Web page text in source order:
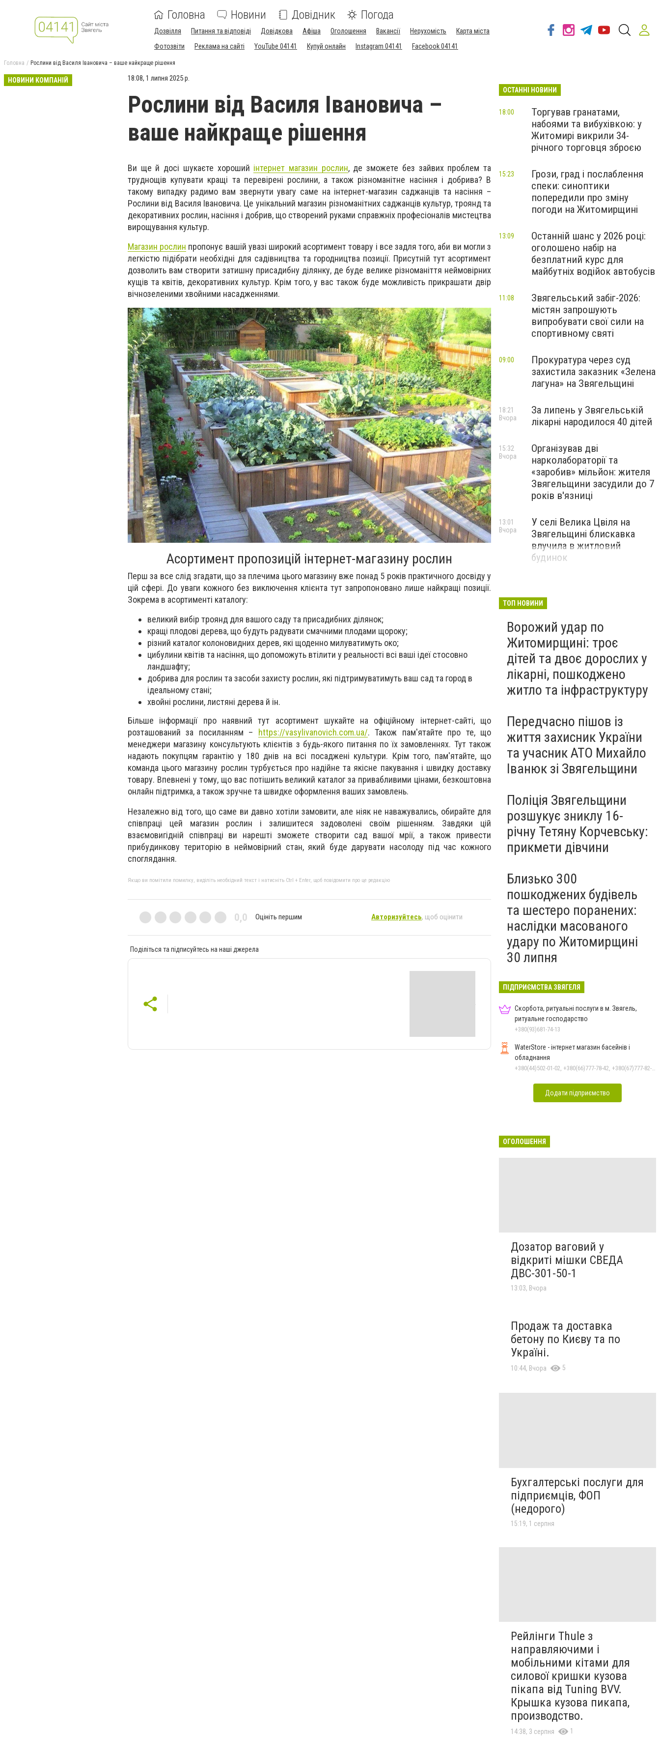
Головна Новини Довідник Погода
Дозвілля Питання та відповіді Довідкова Афіша Оголошення Вакансії Нерухомість
Карта міста
Фотозвіти
Реклама на сайті YouTube 04141 Купуй онлайн Instagram 04141 Facebook 04141
Головна Рослини від Василя Івановича – ваше найкраще рішення
НОВИНИ КОМПАНІЙ 18:08, 1 липня 2025 р.
Рослини від Василя Івановича –
ваше найкраще рішення
Ви ще й досі шукаєте хороший інтернет магазин рослин, де зможете без зайвих проблем та
труднощів купувати кращі та перевірені рослини, а також різноманітне насіння і добрива? В
такому випадку радимо вам звернути увагу саме на інтернет-магазин саджанців та насіння –
Рослини від Василя Івановича. Це унікальний магазин різноманітних саджанців культур, троянд та
декоративних рослин, насіння і добрив, що створений руками справжніх професіоналів мистецтва
вирощування культур.
Магазин рослин пропонує вашій увазі широкий асортимент товару і все задля того, аби ви могли з
легкістю підібрати необхідні для садівництва та городництва позиції. Присутній тут асортимент
дозволить вам створити затишну присадибну ділянку, де буде велике різноманіття неймовірних
кущів та квітів, декоративних культур. Крім того, у вас також буде можливість прикрашати двір
вічнозеленими хвойними насадженнями.
Асортимент пропозицій інтернет-магазину рослин
Перш за все слід згадати, що за плечима цього магазину вже понад 5 років практичного досвіду у
цій сфері. До уваги кожного без виключення клієнта тут запропоновано лише найкращі позиції.
Зокрема в асортименті каталогу:
великий вибір троянд для вашого саду та присадибних ділянок;
кращі плодові дерева, що будуть радувати смачними плодами щороку;
різний каталог колоновидних дерев, які щоденно милуватимуть око;
цибулини квітів та насіння, що допоможуть втілити у реальності всі ваші ідеї стосовно
ландшафту;
добрива для рослин та засоби захисту рослин, які підтримуватимуть ваш сад та город в
ідеальному стані;
хвойні рослини, листяні дерева й ін.
Більше інформації про наявний тут асортимент шукайте на офіційному інтернет-сайті, що
розташований за посиланням –
https://vasylivanovich.com.ua/. Також пам'ятайте про те, що
менеджери магазину консультують клієнтів з будь-якого питання по їх замовленнях. Тут також
надають покупцям гарантію у 180 днів на всі посаджені культури. Крім того, пам'ятайте, що
команда цього магазину рослин турбується про надійне та якісне пакування і швидку доставку
товару. Впевнені у тому, що вас потішить великий каталог за привабливими цінами, безкоштовна
онлайн підтримка, а також зручне та швидке оформлення ваших замовлень.
Незалежно від того, що саме ви давно хотіли замовити, але ніяк не наважувались, обирайте для
співпраці цей магазин рослин і залишитеся задоволені своїм рішенням. Завдяки цій
взаємовигідній співпраці ви нарешті зможете створити сад вашої мрії, а також привести
прибудинкову територію в неймовірний стан, який буде дарувати насолоду під час кожного
споглядання.
Якщо ви помітили помилку, виділіть необхідний текст і натисніть Ctrl + Enter, щоб повідомити про це редакцію
0,0 Оцініть першим Авторизуйтесь, щоб оцінити
Поділіться та підписуйтесь на наші джерела
ОСТАННІ НОВИНИ
Торгував гранатами,
набоями та вибухівкою: у
Житомирі викрили 34-
річного торговця зброєю
18:00
Грози, град і послаблення
спеки: синоптики
попередили про зміну
погоди на Житомирщині
15:23
Останній шанс у 2026 році:
оголошено набір на
безплатний курс для
майбутніх водійок автобусів
13:09
Звягельський забіг-2026:
містян запрошують
випробувати свої сили на
спортивному святі
11:08
Прокуратура через суд
захистила заказник «Зелена
лагуна» на Звягельщині
09:00
За липень у Звягельській
лікарні народилося 40 дітей
18:21
Вчора
Організував дві
нарколабораторії та
«заробив» мільйон: жителя
Звягельщини засудили до 7
років в'язниці
15:32
Вчора
У селі Велика Цвіля на
Звягельщині блискавка
влучила в житловий
будинок
13:01
Вчора
ТОП НОВИНИ
Ворожий удар по
Житомирщині: троє
дітей та двоє дорослих у
лікарні, пошкоджено
житло та інфраструктуру
Передчасно пішов із
життя захисник України
та учасник АТО Михайло
Іванюк зі Звягельщини
Поліція Звягельщини
розшукує зниклу 16-
річну Тетяну Корчевську:
прикмети дівчини
Близько 300
пошкоджених будівель
та шестеро поранених:
наслідки масованого
удару по Житомирщині
30 липня
ПІДПРИЄМСТВА ЗВЯГЕЛЯ
Скорбота, ритуальні послуги в м. Звягель,
ритуальне господарство
+380(93)681-74-13
WaterStore - інтернет магазин басейнів і
обладнання
+380(44)502-01-02, +380(66)777-78-42, +380(67)777-82-19, +380(67)890-80-80, +380(73)890-80-80, +380(44)502-01-03
Додати підприємство
ОГОЛОШЕННЯ
Дозатор ваговий у
відкриті мішки СВЕДА
ДВС-301-50-1
13:03, Вчора
Продаж та доставка
бетону по Києву та по
Україні.
10:44, Вчора 5
Бухгалтерські послуги для
підприємців, ФОП
(недорого)
15:19, 1 серпня
Рейлінги Thule з
направляючими і
мобільними кітами для
силової кришки кузова
пікапа від Tuning BVV.
Крышка кузова пикапа,
производство.
14:38, 3 серпня 1